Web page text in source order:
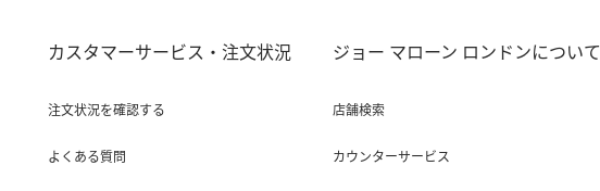
カスタマーサービス・注文状況
注文状況を確認する
よくある質問
ジョー マローン ロンドンについて
店舗検索
カウンターサービス